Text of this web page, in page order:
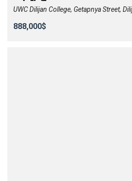
UWC Dilijan College, Getapnya Street,
888,000$